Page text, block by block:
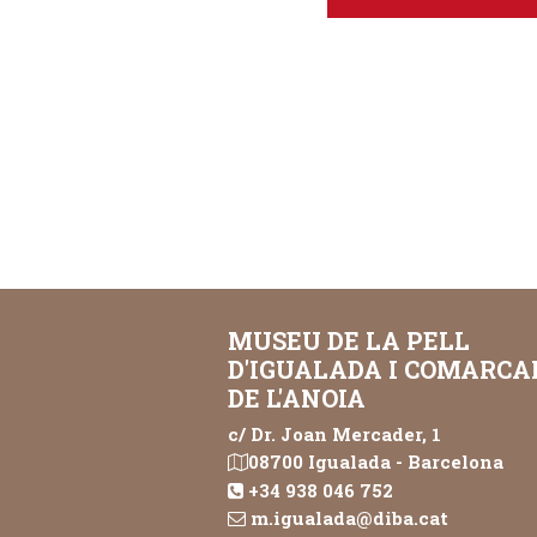
MUSEU DE LA PELL
D'IGUALADA I
DE L'ANOIA
c/ Dr. Joan Mercader, 1
08700 Igualada - Barcelona
+34 938 046 752
m.igualada@diba.cat